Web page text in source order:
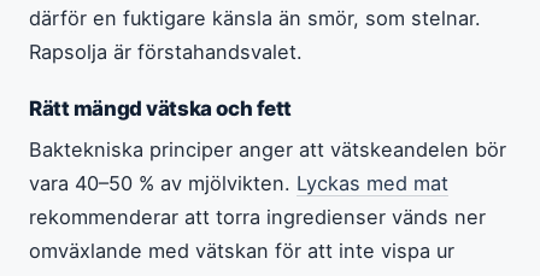
därför en fuktigare känsla än smör, som stelnar.
Rapsolja är förstahandsvalet.
Rätt mängd vätska och fett
Baktekniska principer anger att vätskeandelen bör
vara 40–50 % av mjölvikten. Lyckas med mat
rekommenderar att torra ingredienser vänds ner
omväxlande med vätskan för att inte vispa ur